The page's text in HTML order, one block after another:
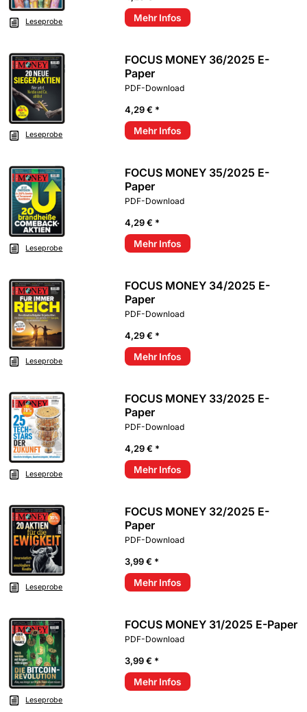
Leseprobe
Mehr Infos
Leseprobe
FOCUS MONEY 36/2025 E-
Paper
PDF-Download
4,29 € *
Mehr Infos
Leseprobe
FOCUS MONEY 35/2025 E-
Paper
PDF-Download
4,29 € *
Mehr Infos
Leseprobe
FOCUS MONEY 34/2025 E-
Paper
PDF-Download
4,29 € *
Mehr Infos
Leseprobe
FOCUS MONEY 33/2025 E-
Paper
PDF-Download
4,29 € *
Mehr Infos
Leseprobe
FOCUS MONEY 32/2025 E-
Paper
PDF-Download
3,99 € *
Mehr Infos
Leseprobe
FOCUS MONEY 31/2025 E-Paper
PDF-Download
3,99 € *
Mehr Infos